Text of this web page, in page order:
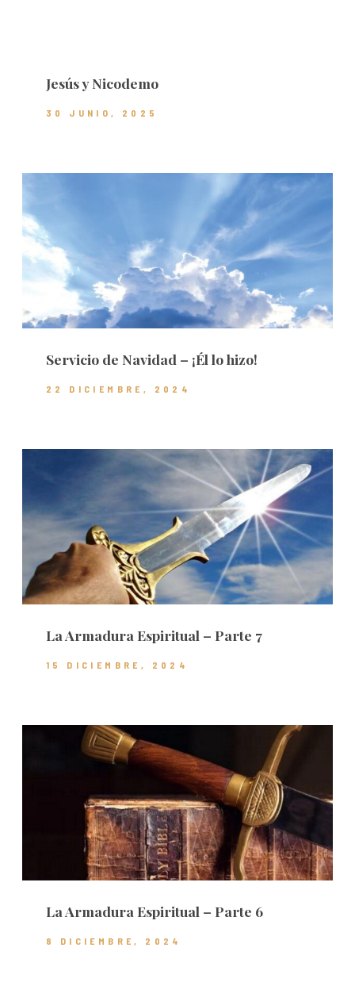
Jesús y Nicodemo
30 JUNIO, 2025
Servicio de Navidad – ¡Él lo hizo!
22 DICIEMBRE, 2024
La Armadura Espiritual – Parte 7
15 DICIEMBRE, 2024
La Armadura Espiritual – Parte 6
8 DICIEMBRE, 2024